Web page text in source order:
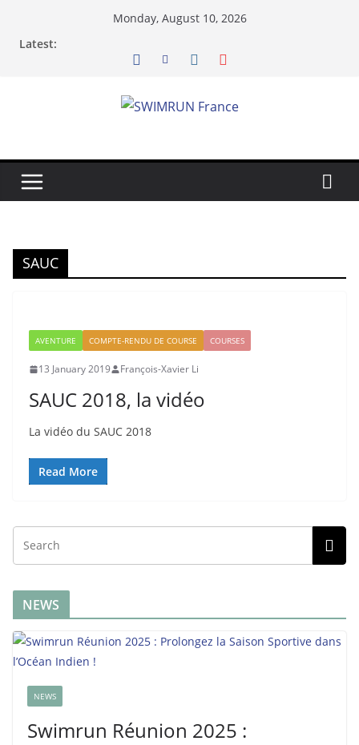
Monday, August 10, 2026
Latest:
SAUC
AVENTURE COMPTE-RENDU DE COURSE COURSES
13 January 2019 François-Xavier Li
SAUC 2018, la vidéo
La vidéo du SAUC 2018
Read More
NEWS
NEWS
Swimrun Réunion 2025 :